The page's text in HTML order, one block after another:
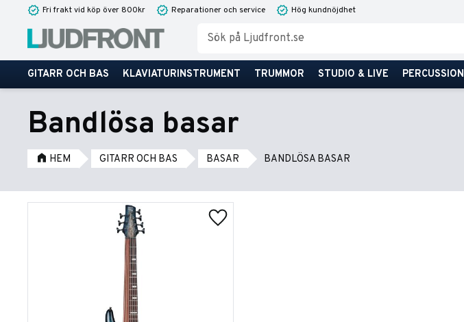
Fri frakt vid köp över 800kr Reparationer och service Hög kundnöjdhet
GITARR OCH BAS KLAVIATURINSTRUMENT TRUMMOR STUDIO & LIVE PERCUSSION
Bandlösa basar
HEM GITARR OCH BAS BASAR BANDLÖSA BASAR
Lägg till i favoriter